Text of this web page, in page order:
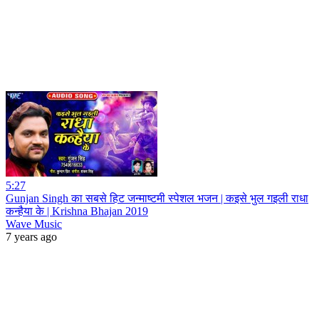
5:27
Gunjan Singh का सबसे हिट जन्माष्टमी स्पेशल भजन | कइसे भुल गइली राधा
कन्हैया के | Krishna Bhajan 2019
Wave Music
7 years ago